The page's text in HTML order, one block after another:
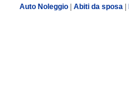
Auto Noleggio| Abiti da sposa|